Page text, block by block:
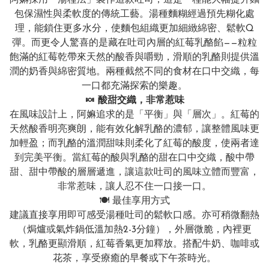
包保濕性與柔軟度的傳統工藝。湯種麵糊經過預先糊化處
理，能鎖住更多水分，使麵包組織更加細緻綿密、鬆軟Q
彈。而更令人驚喜的是藏在吐司內層的紅莓乳酪餡——粒粒
飽滿的紅莓乾帶來天然的酸香與嚼勁，滑順的乳酪則提供溫
潤的奶香與綿密質地。兩種截然不同的食材在口中交織，每
一口都充滿探索的樂趣。
🍬 酸甜交織，非常惹味
在風味設計上，阿嫲追求的是「平衡」與「層次」。紅莓的
天然酸香明亮爽朗，能有效化解乳酪的濃郁，讓整體風味更
加輕盈；而乳酪的溫潤甜味則柔化了紅莓的酸度，使兩者達
到完美平衡。當紅莓的酸與乳酪的甜在口中交織，酸中帶
甜、甜中帶酸的層層遞進，讓這款吐司的風味立體而豐富，
非常惹味，讓人忍不住一口接一口。
🍽️ 最佳享用方式
建議直接享用即可感受湯種吐司的鬆軟口感。亦可稍微翻熱
（焗爐或氣炸鍋低溫加熱2-3分鐘），外層微脆，內裡更
軟，乳酪更顯滑順，紅莓香氣更加釋放。搭配牛奶、咖啡或
花茶，享受療癒的早餐或下午茶時光。